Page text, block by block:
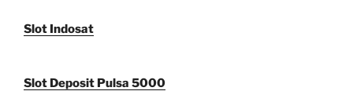
Slot Indosat
Slot Deposit Pulsa 5000